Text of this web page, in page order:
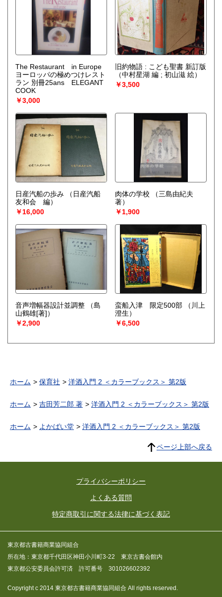
The Restaurant in Europe
ヨーロッパの極めつけレスト
ラン 別冊25ans ELEGANT
COOK
￥3,000
旧約物語 : こども聖書 新訂版
（中村星湖 編 ; 初山滋 絵）
￥3,500
日産汽船の歩み
（日産汽船
友和会 編）
￥16,000
肉体の学校
（三島由紀夫
著）
￥1,900
音声増幅器設計並調整
（島
山鶴雄[著]）
￥2,900
蛮船入津 限定500部
（川上
澄生）
￥6,500
ホーム 保育社 洋酒入門 2 ＜カラーブックス＞ 第2版
ホーム 吉田芳二郎 著 洋酒入門 2 ＜カラーブックス＞ 第2版
ホーム よかばい堂 洋酒入門 2 ＜カラーブックス＞ 第2版
ページ上部へ戻る
プライバシーポリシー
よくある質問
特定商取引に関する法律に基づく表記
東京都古書籍商業協同組合
所在地：東京都千代田区神田小川町3-22 東京古書会館内
東京都公安委員会許可済 許可番号 301026602392
Copyright c 2014 東京都古書籍商業協同組合 All rights reserved.